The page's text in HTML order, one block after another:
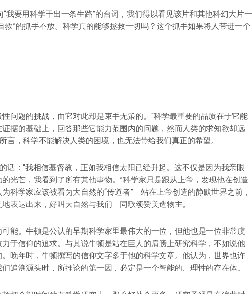
“我要用科学干出一条生路”的台词，我们得以看见该片和其他科幻大片一
救”的抓手不放。科学真的能够拯救一切吗？这个抓手如果将人带进一个
问题的挑战，而它对此却是束手无策的。“科学最重要的品质在于它能
据的基础上，回答那些它能力范围内的问题，然而人类的求知欲却远
言，科学不能解决人类的困境，也无法带给我们真正的希望。
话：“我相信基督教，正如我相信太阳已经升起。这不仅是因为我亲眼
光芒，我看到了所有其他事物。”科学家只是跟从上帝，发现他在创造
科学家应该被看为大自然的“传道者”，站在上帝创造的静默世界之前，
表达出来，好叫大自然与我们一同歌颂赞美造物主。
能。牛顿是公认的早期科学家里最伟大的一位，但他也是一位非常虔
于信仰的追求。与其说牛顿是站在巨人的肩膀上研究科学，不如说他
晚年时，牛顿撰写的信仰文字多于他的科学文章。他认为，世界也许
追溯源头时，所推论的第一因，必定是一个智能的、理性的存在体。